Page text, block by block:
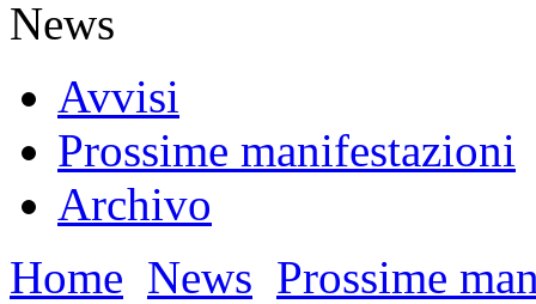
News
Avvisi
Prossime manifestazioni
Archivo
Home News Prossime